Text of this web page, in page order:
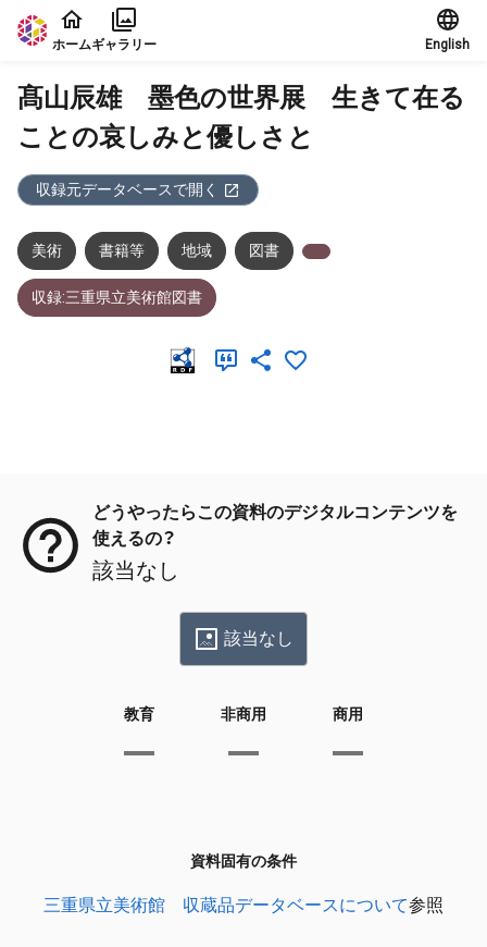
本文に飛ぶ
ホームギャラリー English
髙山辰雄 墨色の世界展 生きて在る
ことの哀しみと優しさと
収録元データベースで開く
美術 書籍等 地域 図書
収録:三重県立美術館図書
どうやったらこの資料のデジタルコンテンツを
使えるの？
該当なし
該当なし
教育 非商用 商用
資料固有の条件
三重県立美術館 収蔵品データベースについて参照